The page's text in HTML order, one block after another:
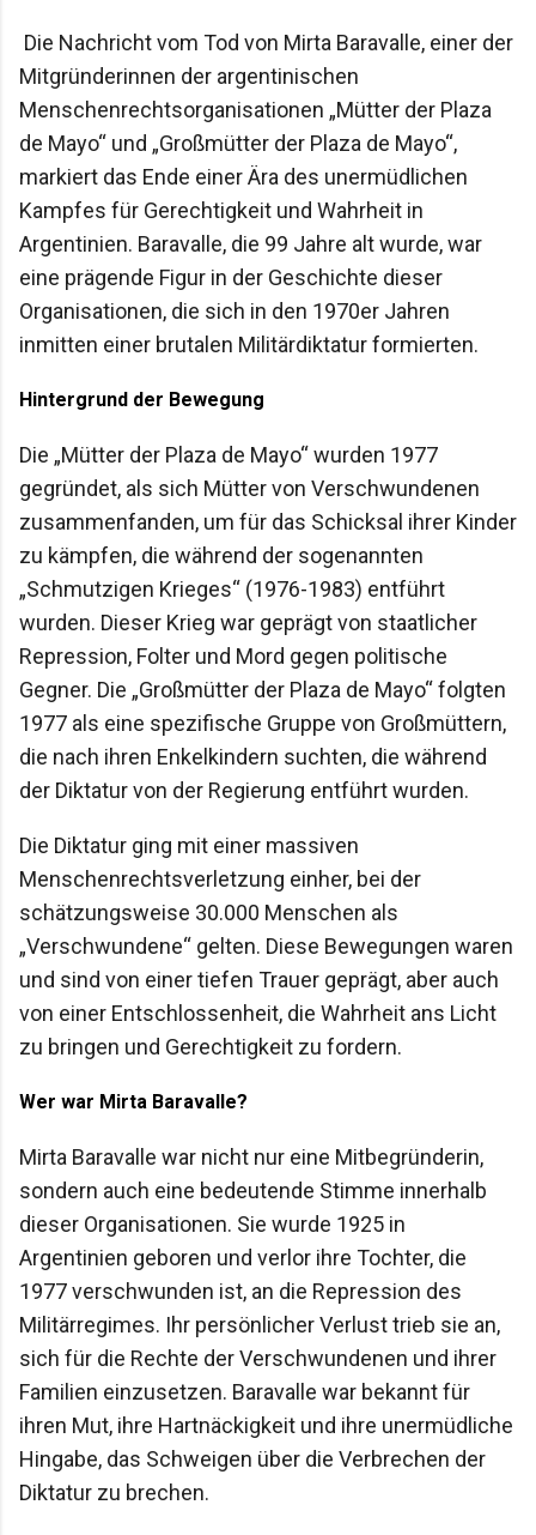
Die Nachricht vom Tod von Mirta Baravalle, einer der
Mitgründerinnen der argentinischen
Menschenrechtsorganisationen „Mütter der Plaza
de Mayo“ und „Großmütter der Plaza de Mayo“,
markiert das Ende einer Ära des unermüdlichen
Kampfes für Gerechtigkeit und Wahrheit in
Argentinien. Baravalle, die 99 Jahre alt wurde, war
eine prägende Figur in der Geschichte dieser
Organisationen, die sich in den 1970er Jahren
inmitten einer brutalen Militärdiktatur formierten.
Hintergrund der Bewegung
Die „Mütter der Plaza de Mayo“ wurden 1977
gegründet, als sich Mütter von Verschwundenen
zusammenfanden, um für das Schicksal ihrer Kinder
zu kämpfen, die während der sogenannten
„Schmutzigen Krieges“ (1976-1983) entführt
wurden. Dieser Krieg war geprägt von staatlicher
Repression, Folter und Mord gegen politische
Gegner. Die „Großmütter der Plaza de Mayo“ folgten
1977 als eine spezifische Gruppe von Großmüttern,
die nach ihren Enkelkindern suchten, die während
der Diktatur von der Regierung entführt wurden.
Die Diktatur ging mit einer massiven
Menschenrechtsverletzung einher, bei der
schätzungsweise 30.000 Menschen als
„Verschwundene“ gelten. Diese Bewegungen waren
und sind von einer tiefen Trauer geprägt, aber auch
von einer Entschlossenheit, die Wahrheit ans Licht
zu bringen und Gerechtigkeit zu fordern.
Wer war Mirta Baravalle?
Mirta Baravalle war nicht nur eine Mitbegründerin,
sondern auch eine bedeutende Stimme innerhalb
dieser Organisationen. Sie wurde 1925 in
Argentinien geboren und verlor ihre Tochter, die
1977 verschwunden ist, an die Repression des
Militärregimes. Ihr persönlicher Verlust trieb sie an,
sich für die Rechte der Verschwundenen und ihrer
Familien einzusetzen. Baravalle war bekannt für
ihren Mut, ihre Hartnäckigkeit und ihre unermüdliche
Hingabe, das Schweigen über die Verbrechen der
Diktatur zu brechen.